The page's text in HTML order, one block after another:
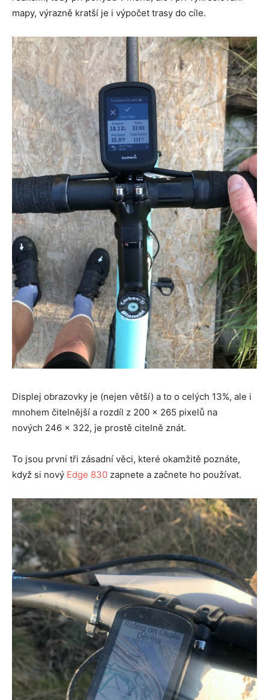
mapy, výrazně kratší je i výpočet trasy do cíle.
Displej obrazovky je (nejen větší) a to o celých 13%, ale i
mnohem čitelnější a rozdíl z 200 x 265 pixelů na
nových 246 x 322, je prostě citelně znát.
To jsou první tři zásadní věci, které okamžitě poznáte,
když si nový Edge 830 zapnete a začnete ho používat.